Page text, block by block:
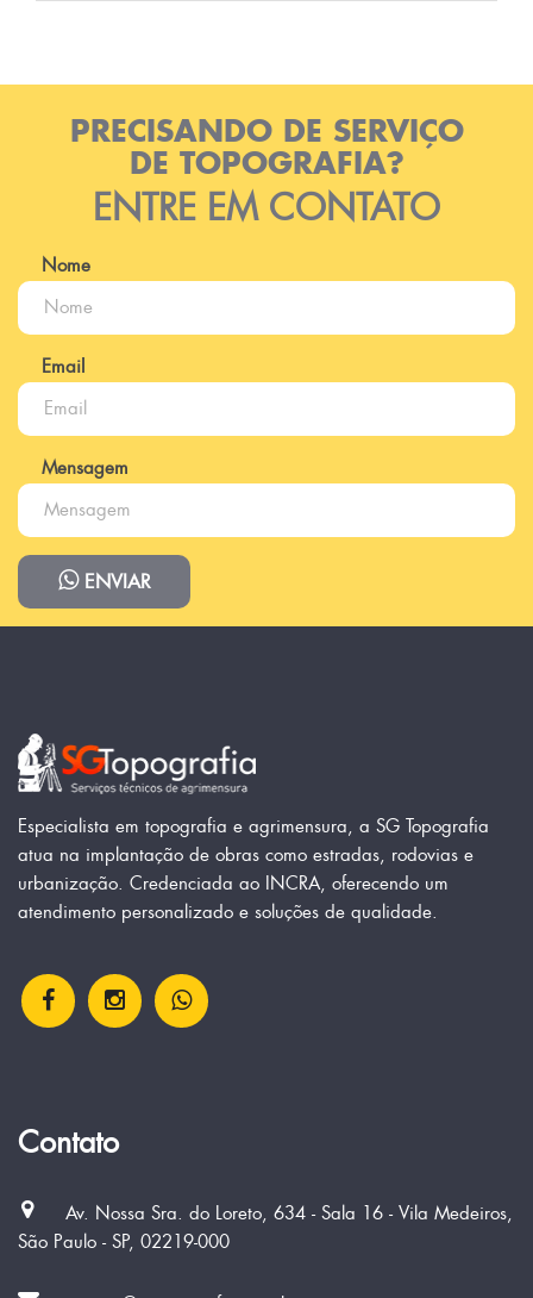
PRECISANDO DE SERVIÇO
DE TOPOGRAFIA?
ENTRE EM CONTATO
Nome
Email
Mensagem
ENVIAR
Especialista em topografia e agrimensura, a SG Topografia
atua na implantação de obras como estradas, rodovias e
urbanização. Credenciada ao INCRA, oferecendo um
atendimento personalizado e soluções de qualidade.
Contato
Av. Nossa Sra. do Loreto, 634 - Sala 16 - Vila Medeiros,
São Paulo - SP, 02219-000